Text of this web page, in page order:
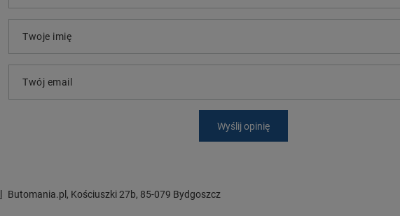
Twoje imię
Twój email
Wyślij opinię
Butomania.pl , Kościuszki 27b, 85-079 Bydgoszcz